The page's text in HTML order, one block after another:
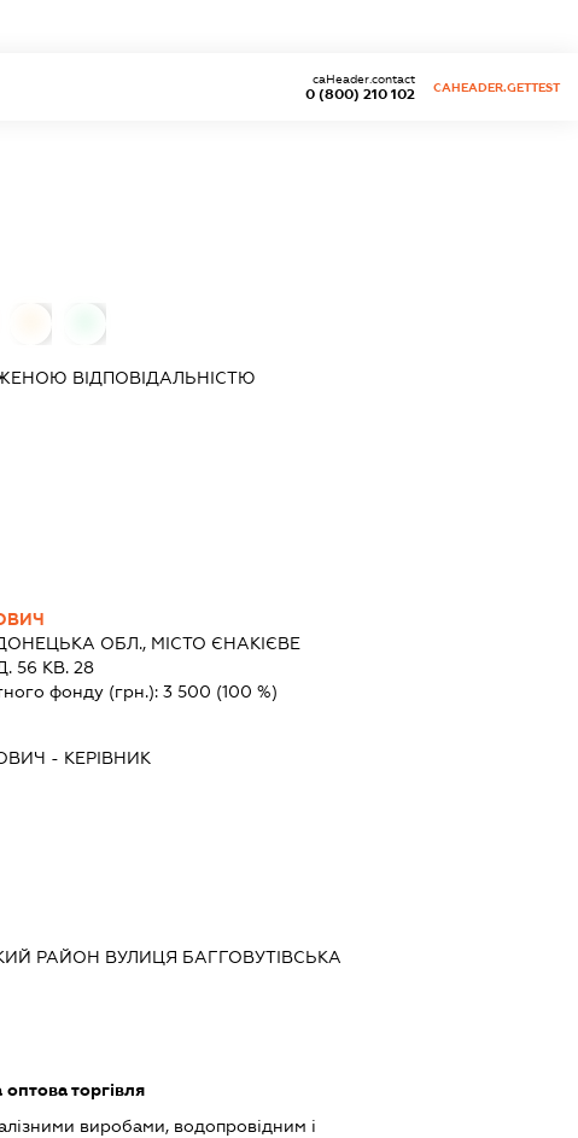
0 (800) 210 102
caHeader.contact
CAHEADER.GETTEST
ВІДПОВІДАЛЬНІСТЮ
ОБЛ., МІСТО ЄНАКІЄВЕ
56 КВ. 28
фонду (грн.): 3 500 (100 %)
- КЕРІВНИК
РАЙОН ВУЛИЦЯ БАГГОВУТІВСЬКА
торгівля
виробами, водопровідним і